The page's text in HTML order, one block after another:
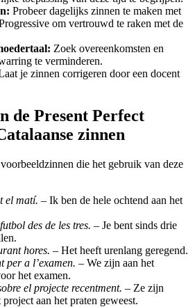
Probeer dagelijks zinnen te maken met
om vertrouwd te raken met de
Zoek overeenkomsten en
te verminderen.
je zinnen corrigeren door een docent
de Present Perfect
zinnen
die het gebruik van deze
el matí. – Ik ben de hele ochtend aan het
des de les tres. – Je bent sinds drie
hores. – Het heeft urenlang geregend.
per a l’examen. – We zijn aan het
het examen.
el projecte recentment. – Ze zijn
aan het praten geweest.